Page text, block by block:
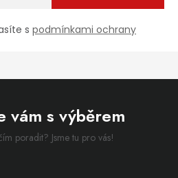
s podmínkami ochrany
vám s výběrem
poradit? Jsme tu pro vás!